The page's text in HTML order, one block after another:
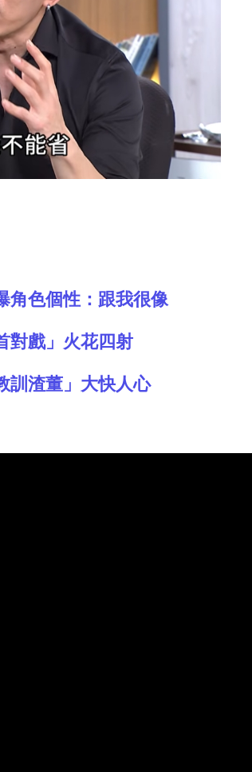
角色個性：跟我很像
對戲」火花四射
訓渣董」大快人心